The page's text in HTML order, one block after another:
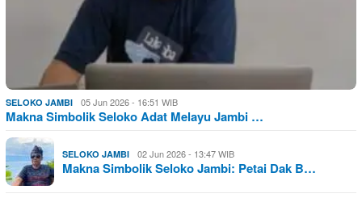
SELOKO JAMBI 05 Jun 2026 - 16:51 WIB
Makna Simbolik Seloko Adat Melayu Jambi …
SELOKO JAMBI 02 Jun 2026 - 13:47 WIB
Makna Simbolik Seloko Jambi: Petai Dak B…